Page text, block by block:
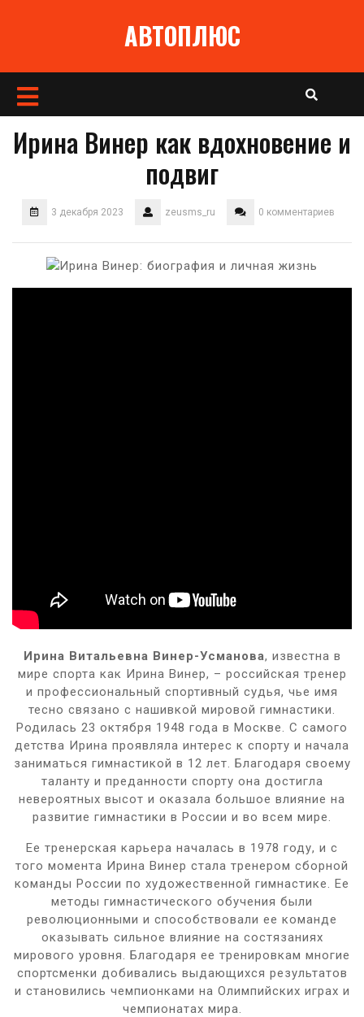
АВТОПЛЮС
Кнопка
Открыть
Ирина Винер как вдохновение и
подвиг
3 декабря 2023 zeusms_ru 0 комментариев
Ирина Витальевна Винер-Усманова, известна в
мире спорта как Ирина Винер, – российская тренер
и профессиональный спортивный судья, чье имя
тесно связано с нашивкой мировой гимнастики.
Родилась 23 октября 1948 года в Москве. С самого
детства Ирина проявляла интерес к спорту и начала
заниматься гимнастикой в 12 лет. Благодаря своему
таланту и преданности спорту она достигла
невероятных высот и оказала большое влияние на
развитие гимнастики в России и во всем мире.
Ее тренерская карьера началась в 1978 году, и с
того момента Ирина Винер стала тренером сборной
команды России по художественной гимнастике. Ее
методы гимнастического обучения были
революционными и способствовали ее команде
оказывать сильное влияние на состязаниях
мирового уровня. Благодаря ее тренировкам многие
спортсменки добивались выдающихся результатов
и становились чемпионками на Олимпийских играх и
чемпионатах мира.